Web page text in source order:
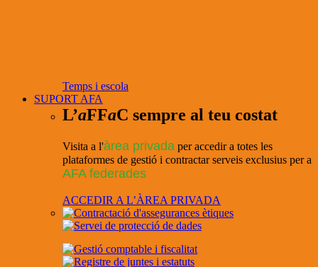
Temps i escola
SUPORT AFA
L’aFFaC sempre al teu costat
Visita a l'àrea privada per accedir a totes les
plataformes de gestió i contractar serveis exclusius per a
AFA federades
ACCEDIR A L’ÀREA PRIVADA